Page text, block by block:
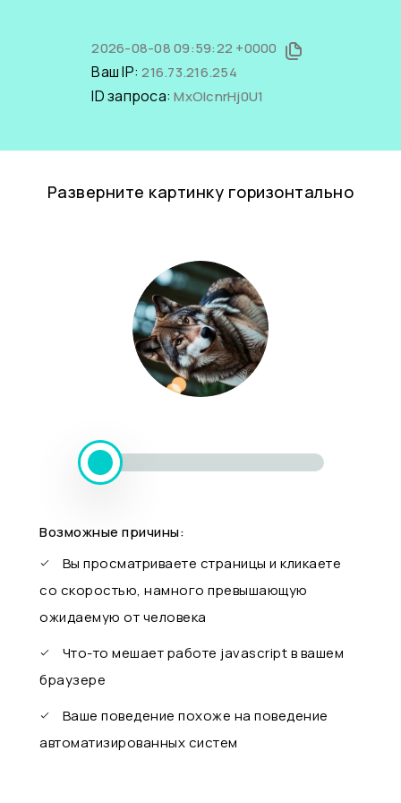
2026-08-08 09:59:22 +0000
Ваш IP:216.73.216.254
ID запроса:MxOlcnrHj0U1
Разверните картинку горизонтально
Возможные причины:
Вы просматриваете страницы и кликаете
со скоростью, намного превышающую
ожидаемую от человека
Что-то мешает работе javascript в вашем
браузере
Ваше поведение похоже на поведение
автоматизированных систем